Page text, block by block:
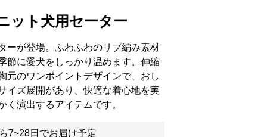
ット犬用セーター
ーが登場。ふわふわのリブ編み素材
節に愛犬をしっかり温めます。伸縮
元のワンポイントデザインで、おし
イズ展開があり、快適な着心地を実
く演出するアイテムです。
7~28日でお届け予定